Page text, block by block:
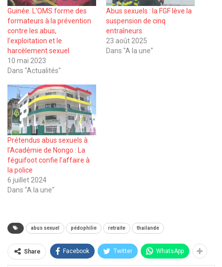
Guinée. L’OMS forme des
formateurs à la prévention
contre les abus,
l’exploitation et le
harcèlement sexuel
10 mai 2023
Dans "Actualités"
Abus sexuels : la FGF lève la
suspension de cinq
entraîneurs
23 août 2025
Dans "A la une"
Prétendus abus sexuels à
l’Académie de Nongo : La
féguifoot confie l’affaire à
la police
6 juillet 2024
Dans "A la une"
abus sexuel pédophilie retraite thailande
Share Facebook Twitter WhatsApp